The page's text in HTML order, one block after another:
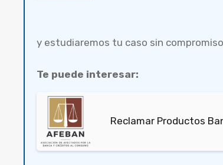
y estudiaremos tu caso sin
Te puede interesar:
Reclamar Productos